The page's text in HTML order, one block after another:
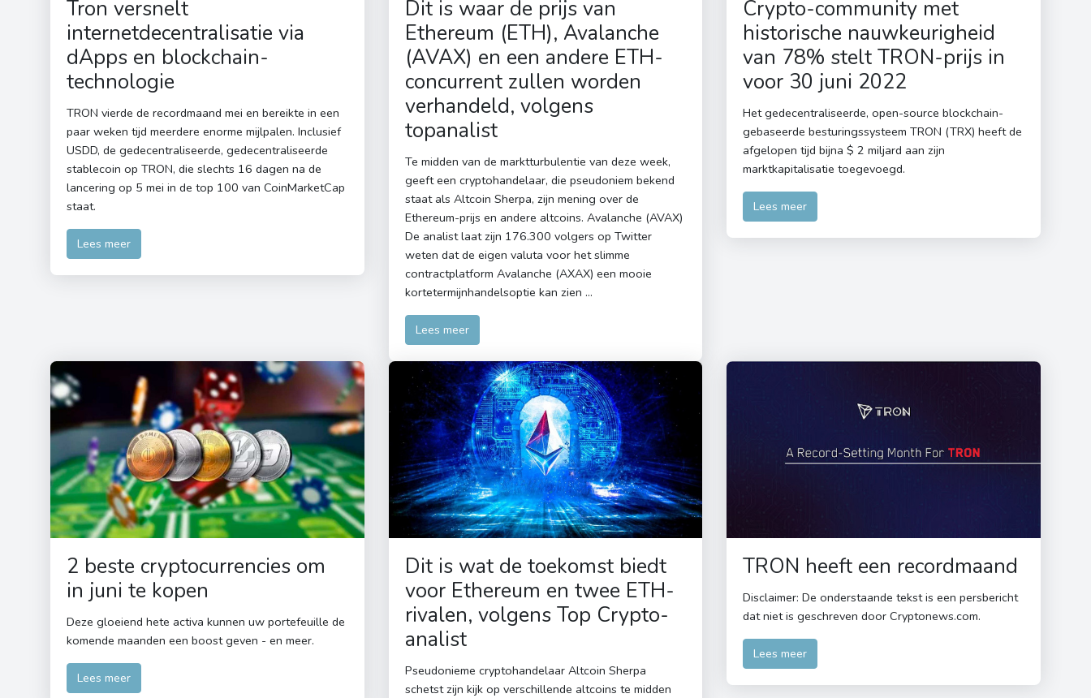
Tron versnelt
internetdecentralisatie via
dApps en blockchain-
technologie
TRON vierde de recordmaand mei en bereikte in een
paar weken tijd meerdere enorme mijlpalen. Inclusief
USDD, de gedecentraliseerde, gedecentraliseerde
stablecoin op TRON, die slechts 16 dagen na de
lancering op 5 mei in de top 100 van CoinMarketCap
staat.
Lees meer
Dit is waar de prijs van
Ethereum (ETH), Avalanche
(AVAX) en een andere ETH-
concurrent zullen worden
verhandeld, volgens
topanalist
Te midden van de marktturbulentie van deze week,
geeft een cryptohandelaar, die pseudoniem bekend
staat als Altcoin Sherpa, zijn mening over de
Ethereum-prijs en andere altcoins. Avalanche (AVAX)
De analist laat zijn 176.300 volgers op Twitter
weten dat de eigen valuta voor het slimme
contractplatform Avalanche (AXAX) een mooie
kortetermijnhandelsoptie kan zien …
Lees meer
Crypto-community met
historische nauwkeurigheid
van 78% stelt TRON-prijs in
voor 30 juni 2022
Het gedecentraliseerde, open-source blockchain-
gebaseerde besturingssysteem TRON (TRX) heeft de
afgelopen tijd bijna $ 2 miljard aan zijn
marktkapitalisatie toegevoegd.
Lees meer
2 beste cryptocurrencies om
in juni te kopen
Deze gloeiend hete activa kunnen uw portefeuille de
komende maanden een boost geven - en meer.
Lees meer
Dit is wat de toekomst biedt
voor Ethereum en twee ETH-
rivalen, volgens Top Crypto-
analist
Pseudonieme cryptohandelaar Altcoin Sherpa
schetst zijn kijk op verschillende altcoins te midden
TRON heeft een recordmaand
Disclaimer: De onderstaande tekst is een persbericht
dat niet is geschreven door Cryptonews.com.
Lees meer